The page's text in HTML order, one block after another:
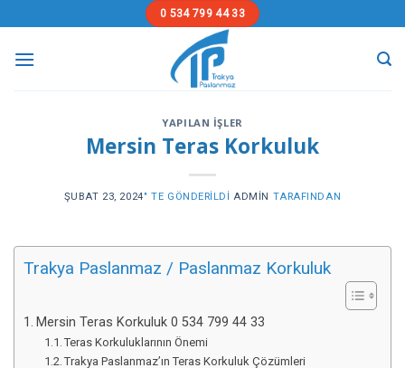
to
content
0 534 799 44 33
YAPILAN İŞLER
Mersin Teras Korkuluk
ŞUBAT 23, 2024’' TE GÖNDERILDI ADMIN TARAFINDAN
Trakya Paslanmaz / Paslanmaz Korkuluk
Mersin Teras Korkuluk 0 534 799 44 33
Teras Korkuluklarının Önemi
Trakya Paslanmaz’ın Teras Korkuluk Çözümleri